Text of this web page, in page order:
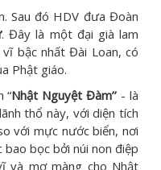
Sau đó HDV đưa Đoàn
. Đây là một đại già lam
bậc nhất Đài Loan, có
Phật giáo.
“Nhật Nguyệt Đàm’’ - là
thổ này, với diện tích
với mực nước biển, nơi
bọc bởi núi non điệp
và mơ màng cho Nhật